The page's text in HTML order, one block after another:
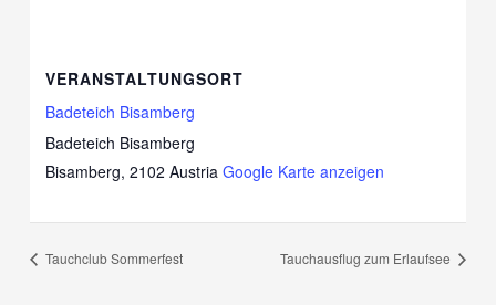
VERANSTALTUNGSORT
Badeteich Bisamberg
Badeteich Bisamberg
Bisamberg, 2102 Austria Google Karte anzeigen
Tauchclub Sommerfest Tauchausflug zum Erlaufsee